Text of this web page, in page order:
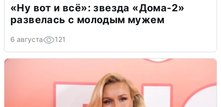
«Ну вот и всё»: звезда «Дома-2»
развелась с молодым мужем
6 августа 121